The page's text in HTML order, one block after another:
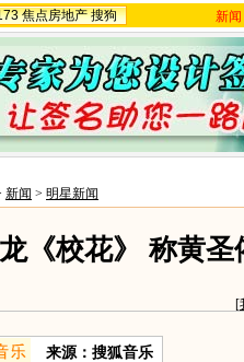
焦点房地产 搜狗 新闻
新闻 > 明星新闻
《校花》 称黄
[
来源：搜狐音乐